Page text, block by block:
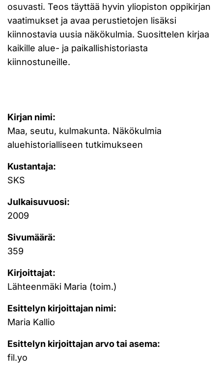
osuvasti. Teos täyttää hyvin yliopiston oppikirjan
vaatimukset ja avaa perustietojen lisäksi
kiinnostavia uusia näkökulmia. Suosittelen kirjaa
kaikille alue- ja paikallishistoriasta
kiinnostuneille.
Kirjan nimi:
Maa, seutu, kulmakunta. Näkökulmia
aluehistorialliseen tutkimukseen
Kustantaja:
SKS
Julkaisuvuosi:
2009
Sivumäärä:
359
Kirjoittajat:
Lähteenmäki Maria (toim.)
Esittelyn kirjoittajan nimi:
Maria Kallio
Esittelyn kirjoittajan arvo tai asema:
fil.yo